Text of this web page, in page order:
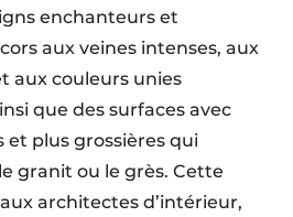
enchanteurs et
aux veines intenses, aux
aux couleurs unies
que des surfaces avec
et plus grossières qui
granit ou le grès. Cette
architectes d’intérieur,